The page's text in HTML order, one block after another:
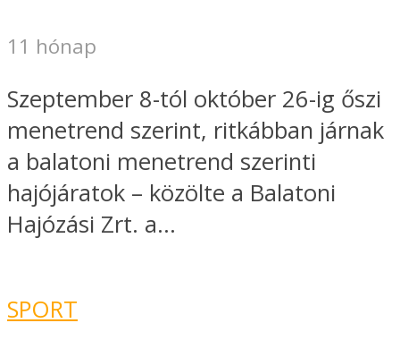
11 hónap
Szeptember 8-tól október 26-ig őszi
menetrend szerint, ritkábban járnak
a balatoni menetrend szerinti
hajójáratok – közölte a Balatoni
Hajózási Zrt. a...
SPORT